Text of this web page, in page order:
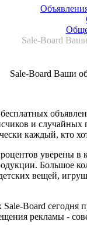
Sale-Board
Sale-Board Ваши
и
каждый, кто
уверены в
Большое
вещей,
Board
рекламы -